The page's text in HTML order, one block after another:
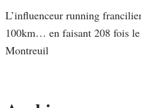
L’influenceur running
100km… en faisant 208 fois
Montreuil